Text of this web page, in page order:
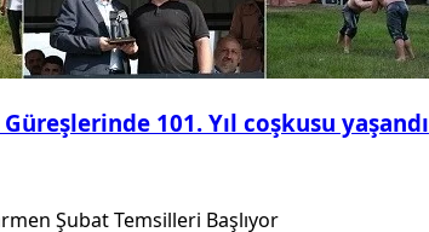
101. Yıl coşkusu yaşandı
Şubat Temsilleri Başlıyor